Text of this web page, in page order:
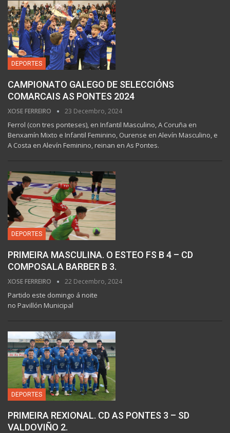
DEPORTES
CAMPIONATO GALEGO DE SELECCIÓNS
COMARCAIS AS PONTES 2024
XOSE FERREIRO 23 Decembro, 2024
Ferrol (con tres ponteses), en Infantil Masculino, A Coruña en
Benxamín Mixto e Infantil Feminino, Ourense en Alevín Masculino, e
A Costa en Alevín Feminino, reinan en As Pontes.
DEPORTES
PRIMEIRA MASCULINA. O ESTEO FS B 4 – CD
COMPOSALA BARBER B 3.
XOSE FERREIRO 22 Decembro, 2024
Partido este domingo á noite
no Pavillón Municipal
DEPORTES
PRIMEIRA REXIONAL. CD AS PONTES 3 – SD
VALDOVIÑO 2.